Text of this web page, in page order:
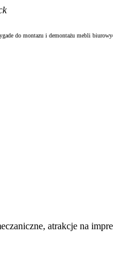
do montazu i demontażu mebli
atrakcje na